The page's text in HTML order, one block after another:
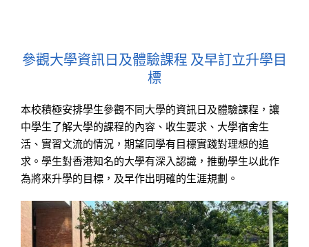
參觀大學資訊日及體驗課程 及早訂立升學目
標
本校積極安排學生參觀不同大學的資訊日及體驗課程，讓
中學生了解大學的課程的內容、收生要求、大學宿舍生
活、實習文流的情況，期望同學有目標實踐對理想的追
求。學生對香港知名的大學有深入認識，推動學生以此作
為將來升學的目標，及早作出明確的生涯規劃。